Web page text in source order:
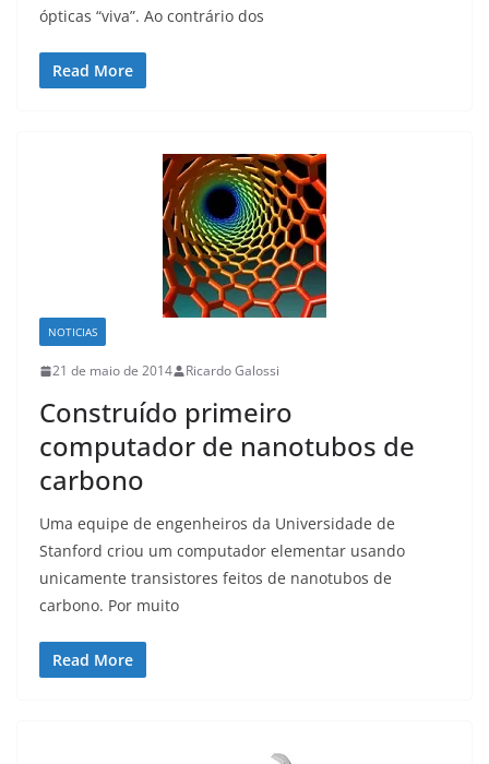
ópticas “viva”. Ao contrário dos
Read More
NOTICIAS
21 de maio de 2014 Ricardo Galossi
Construído primeiro
computador de nanotubos de
carbono
Uma equipe de engenheiros da Universidade de
Stanford criou um computador elementar usando
unicamente transistores feitos de nanotubos de
carbono. Por muito
Read More